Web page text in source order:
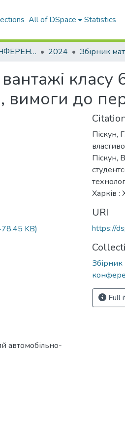
All of DSpace Statistics
МАТЕРІАЛИ КОНФЕРЕНЦІЙ 2024
класу
вимоги до
KB)
автомобільно-
Піскун,
Піскун,
Харків
URI
https://
Збірник
Full